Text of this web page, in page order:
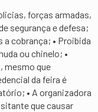
forças armadas,
segurança e defesa;
cobrança; • Proibida
ou chinelo; •
mesmo que
da feira é
• A organizadora
que causar